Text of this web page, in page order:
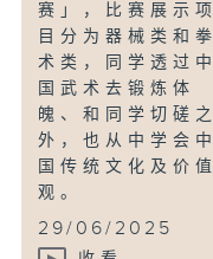
赛」，比赛展示项
目分为器械类和拳
术类，同学透过中
国武术去锻炼体
魄、和同学切磋之
外，也从中学会中
国传统文化及价值
观。
29/06/2025